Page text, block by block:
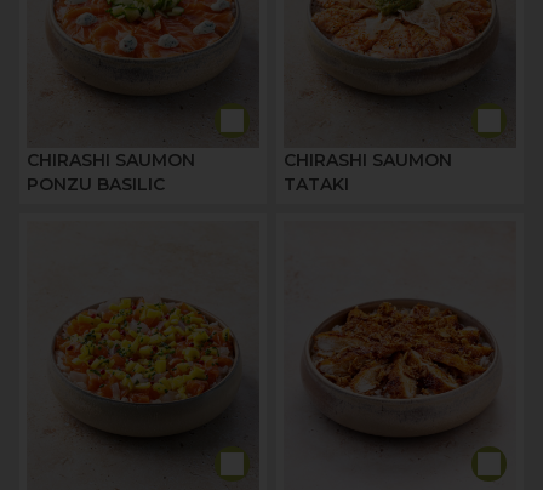
CHIRASHI SAUMON
PONZU BASILIC
CHIRASHI SAUMON
TATAKI